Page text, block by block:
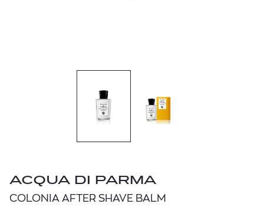
ACQUA DI PARMA
COLONIA AFTER SHAVE BALM